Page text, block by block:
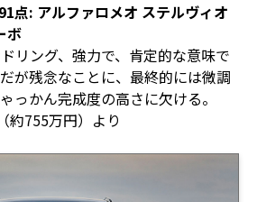
点: アルファロメオ ステルヴィオ
ボ
リング、強力で、肯定的な意味で
が残念なことに、最終的には微調
っかん完成度の高さに欠ける。
約755万円）より